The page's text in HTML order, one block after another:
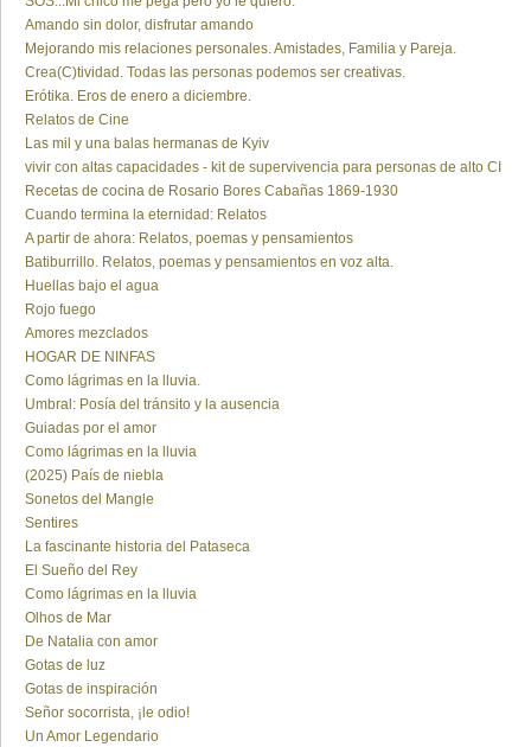
Amando sin dolor, disfrutar amando
Mejorando mis relaciones personales. Amistades, Familia y Pareja.
Crea(C)tividad. Todas las personas podemos ser creativas.
Erótika. Eros de enero a diciembre.
Relatos de Cine
Las mil y una balas hermanas de Kyiv
vivir con altas capacidades - kit de supervivencia para personas de alto CI
Recetas de cocina de Rosario Bores Cabañas 1869-1930
Cuando termina la eternidad: Relatos
A partir de ahora: Relatos, poemas y pensamientos
Batiburrillo. Relatos, poemas y pensamientos en voz alta.
Huellas bajo el agua
Rojo fuego
Amores mezclados
HOGAR DE NINFAS
Como lágrimas en la lluvia.
Umbral: Posía del tránsito y la ausencia
Guiadas por el amor
Como lágrimas en la lluvia
(2025) País de niebla
Sonetos del Mangle
Sentires
La fascinante historia del Pataseca
El Sueño del Rey
Como lágrimas en la lluvia
Olhos de Mar
De Natalia con amor
Gotas de luz
Gotas de inspiración
Señor socorrista, ¡le odio!
Un Amor Legendario